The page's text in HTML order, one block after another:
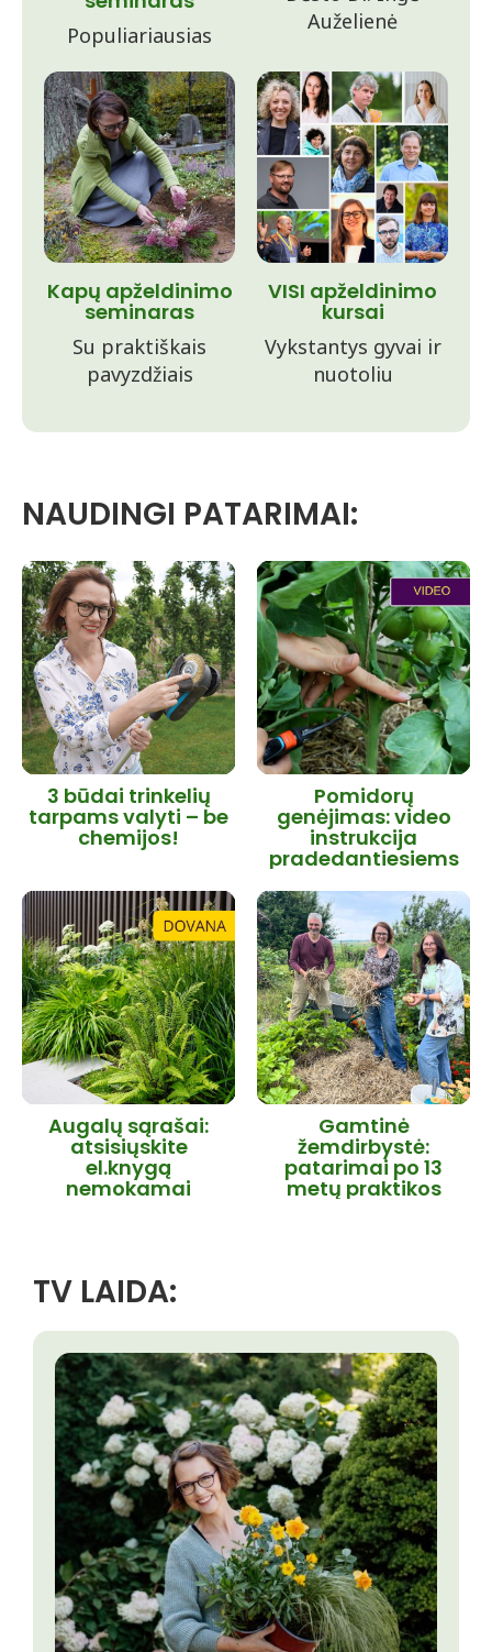
Populiariausias
Auželienė
Kapų apželdinimo
seminaras
Su praktiškais
pavyzdžiais
VISI apželdinimo
kursai
Vykstantys gyvai ir
nuotoliu
NAUDINGI PATARIMAI:
3 būdai trinkelių
tarpams valyti – be
chemijos!
Pomidorų
genėjimas: video
instrukcija
pradedantiesiems
Augalų sąrašai:
atsisiųskite
el.knygą
nemokamai
Gamtinė
žemdirbystė:
patarimai po 13
metų praktikos
TV LAIDA: